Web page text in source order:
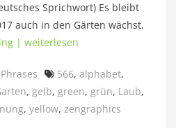
Sprichwort) Es bleibt
auch in den Gärten wächst,
| weiterlesen
Tags
566, alphabet,
, gelb, green, grün, Laub,
, yellow, zengraphics